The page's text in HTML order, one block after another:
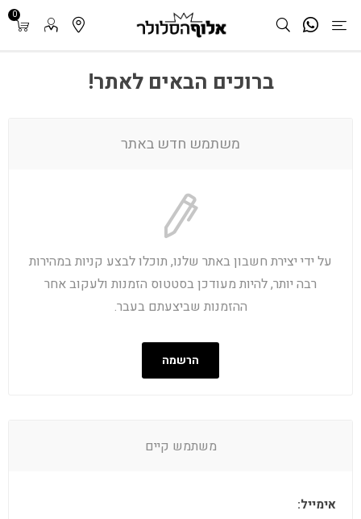
0
ברוכים הבאים לאתר!
משתמש חדש באתר
על ידי יצירת חשבון באתר שלנו, תוכלו לבצע קניות במהירות
רבה יותר, להיות מעודכן בסטטוס הזמנות ולעקוב אחר
ההזמנות שביצעתם בעבר.
הרשמה
משתמש קיים
אימייל: